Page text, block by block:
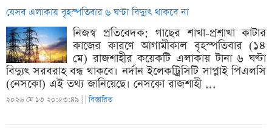
যেসব এলাকায় বৃহস্পতিবার ৬ ঘণ্টা বিদ্যুৎ থাকবে না
নিজস্ব প্রতিবেদক: গাছের শাখা-প্রশাখা কাটার
কাজের কারণে আগামীকাল বৃহস্পতিবার (১৪
মে) রাজশাহীর কয়েকটি এলাকায় টানা ৬ ঘণ্টা
বিদ্যুৎ সরবরাহ বন্ধ থাকবে। নর্দান ইলেকট্রিসিটি সাপ্লাই পিএলসি
(নেসকো) এই তথ্য জানিয়েছে। নেসকো রাজশাহী ...
২০২৬ মে ১৩ ২০:৫৩:৪৯ | |বিস্তারিত